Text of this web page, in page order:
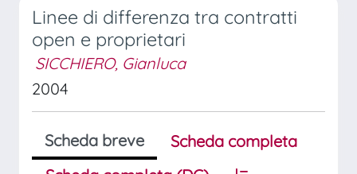
Linee di differenza tra contratti
open e proprietari
SICCHIERO, Gianluca
2004
Scheda breve
Scheda completa